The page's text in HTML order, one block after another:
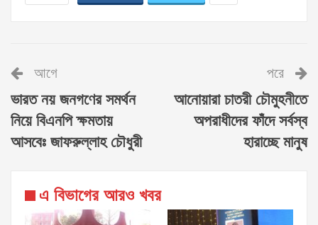
আগে
ভারত নয় জনগণের সমর্থন
নিয়ে বিএনপি ক্ষমতায়
আসবেঃ জাফরুল্লাহ চৌধুরী
পরে
আনোয়ারা চাতরী চৌমুহনীতে
অপরাধীদের ফাঁদে সর্বস্ব
হারাচ্ছে মানুষ
এ বিভাগের আরও খবর